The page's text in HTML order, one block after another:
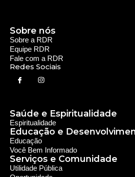
Sobre a RDR
Equipe RDR
Fale com a RDR
Redes Sociais
Sobre nós
Saúde e Espiritualidade
Espiritualidade
Educação e
Educação
Você Bem Informado
Serviços e Comunidade
Utilidade Pública